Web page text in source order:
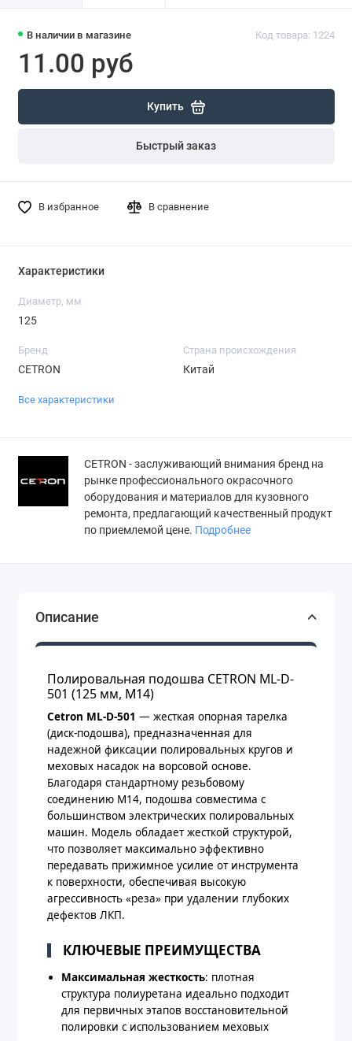
В наличии в магазине Код товара: 1224
11.00 руб
Купить
Быстрый заказ
В избранное В сравнение
Характеристики
Диаметр, мм
125
Бренд
CETRON
Страна происхождения
Китай
Все характеристики
СETRON - заслуживающий внимания бренд на
рынке профессионального окрасочного
оборудования и материалов для кузовного
ремонта, предлагающий качественный продукт
по приемлемой цене. Подробнее
Описание
Полировальная подошва CETRON ML-D-
501 (125 мм, M14)
Cetron ML-D-501 — жесткая опорная тарелка
(диск-подошва), предназначенная для
надежной фиксации полировальных кругов и
меховых насадок на ворсовой основе.
Благодаря стандартному резьбовому
соединению M14, подошва совместима с
большинством электрических полировальных
машин. Модель обладает жесткой структурой,
что позволяет максимально эффективно
передавать прижимное усилие от инструмента
к поверхности, обеспечивая высокую
агрессивность «реза» при удалении глубоких
дефектов ЛКП.
КЛЮЧЕВЫЕ ПРЕИМУЩЕСТВА
Максимальная жесткость: плотная
структура полиуретана идеально подходит
для первичных этапов восстановительной
полировки с использованием меховых